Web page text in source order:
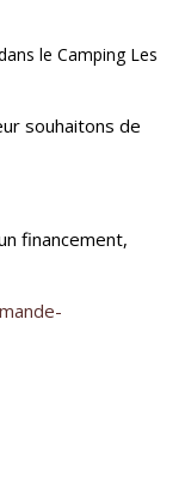
le Camping Les
souhaitons de
financement,